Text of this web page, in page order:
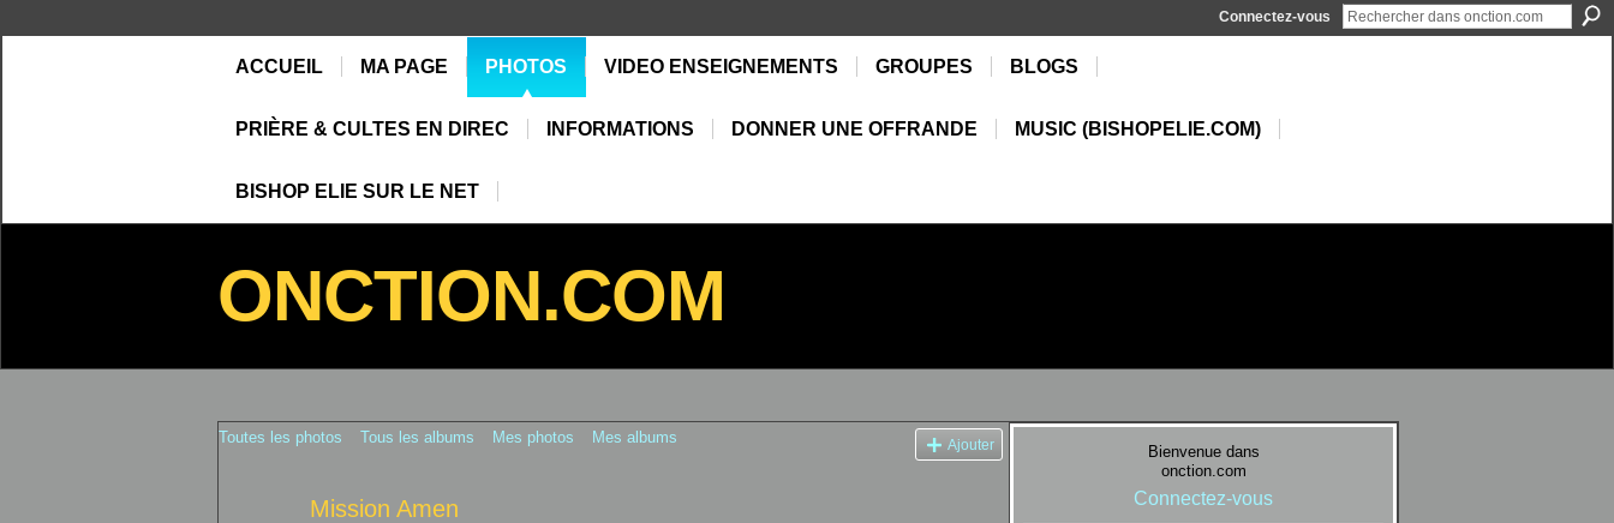
Connectez-vous
ACCUEIL MA PAGE PHOTOS VIDEO ENSEIGNEMENTS GROUPES BLOGS
PRIÈRE & CULTES EN DIREC INFORMATIONS DONNER UNE OFFRANDE MUSIC (BISHOPELIE.COM)
BISHOP ELIE SUR LE NET
ONCTION.COM
Toutes les photos Tous les albums Mes photos Mes albums Ajouter
Mission Amen
Bienvenue dans
onction.com
Connectez-vous